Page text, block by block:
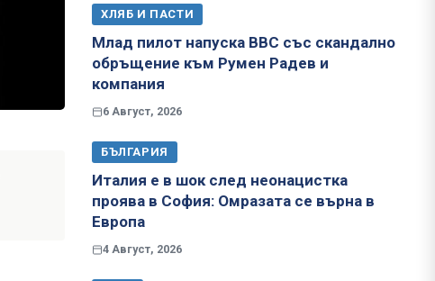
ХЛЯБ И ПАСТИ
Млад пилот напуска ВВС със скандално
обръщение към Румен Радев и
компания
6 Август, 2026
БЪЛГАРИЯ
Италия е в шок след неонацистка
проява в София: Омразата се върна в
Европа
4 Август, 2026